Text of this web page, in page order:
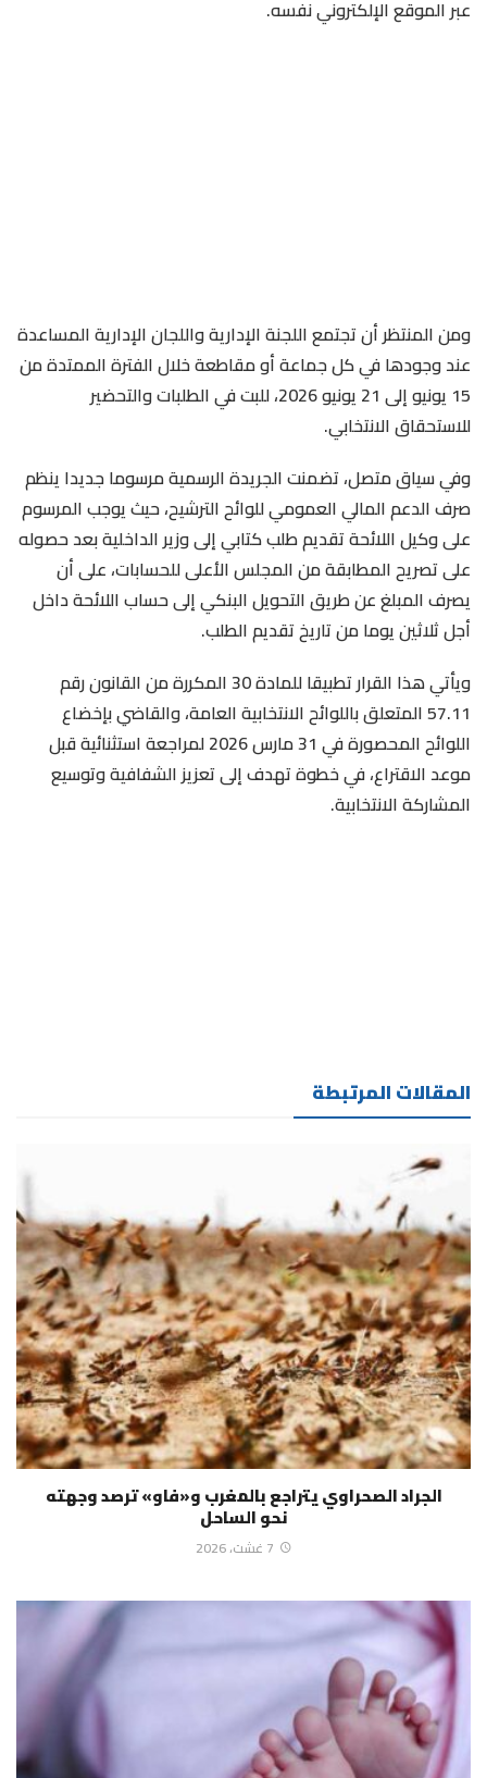
عبر الموقع الإلكتروني نفسه.
ومن المنتظر أن تجتمع اللجنة الإدارية واللجان الإدارية المساعدة
عند وجودها في كل جماعة أو مقاطعة خلال الفترة الممتدة من
15 يونيو إلى 21 يونيو 2026، للبت في الطلبات والتحضير
للاستحقاق الانتخابي.
وفي سياق متصل، تضمنت الجريدة الرسمية مرسوما جديدا ينظم
صرف الدعم المالي العمومي للوائح الترشيح، حيث يوجب المرسوم
على وكيل اللائحة تقديم طلب كتابي إلى وزير الداخلية بعد حصوله
على تصريح المطابقة من المجلس الأعلى للحسابات، على أن
يصرف المبلغ عن طريق التحويل البنكي إلى حساب اللائحة داخل
أجل ثلاثين يوما من تاريخ تقديم الطلب.
ويأتي هذا القرار تطبيقا للمادة 30 المكررة من القانون رقم
57.11 المتعلق باللوائح الانتخابية العامة، والقاضي بإخضاع
اللوائح المحصورة في 31 مارس 2026 لمراجعة استثنائية قبل
موعد الاقتراع، في خطوة تهدف إلى تعزيز الشفافية وتوسيع
المشاركة الانتخابية.
المقالات المرتبطة
الجراد الصحراوي يتراجع بالمغرب و«فاو» ترصد وجهته
نحو الساحل
7 غشت، 2026